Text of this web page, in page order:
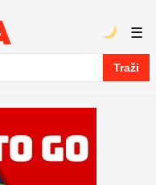
Traži
☰